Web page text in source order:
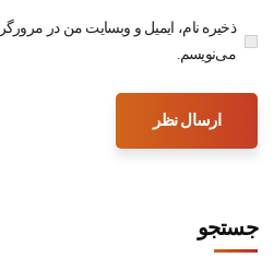
ذخیره نام، ایمیل و وبسایت من در
می‌نویسم.
جستجو